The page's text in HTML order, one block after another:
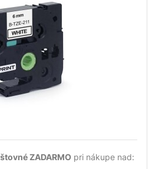
ZADARMO pri nákupe nad: